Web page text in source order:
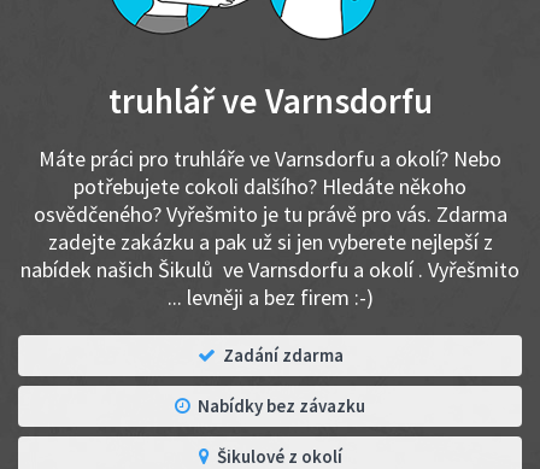
truhlář ve Varnsdorfu
Máte práci pro truhláře ve Varnsdorfu a okolí? Nebo
potřebujete cokoli dalšího? Hledáte někoho
osvědčeného? Vyřešmito je tu právě pro vás. Zdarma
zadejte zakázku a pak už si jen vyberete nejlepší z
nabídek našich Šikulů ve Varnsdorfu a okolí . Vyřešmito
... levněji a bez firem :-)
Zadání zdarma
Nabídky bez závazku
Šikulové z okolí